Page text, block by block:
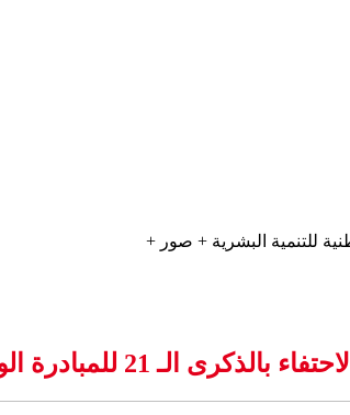
الوطنية للتنمية البشرية + صور +